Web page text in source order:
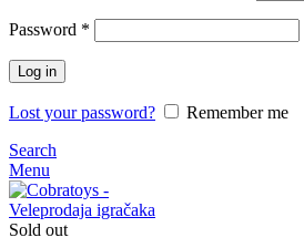
Password *
Log in
Lost your password?
Remember me
Search
Menu
Sold out